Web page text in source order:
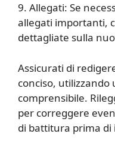
9. Allegati: Se
allegati importanti,
dettagliate sulla
Assicurati di
conciso,
comprensibile.
per correggere
di battitura prima di